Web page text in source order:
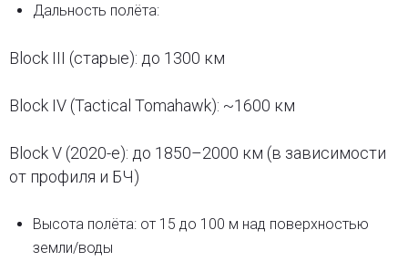
Дальность полёта:
Block III (старые): до 1300 км
Block IV (Tactical Tomahawk): ~1600 км
Block V (2020-е): до 1850–2000 км (в зависимости
от профиля и БЧ)
Высота полёта: от 15 до 100 м над поверхностью
земли/воды